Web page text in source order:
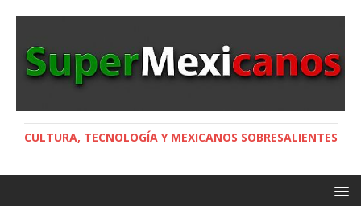
CULTURA, TECNOLOGÍA Y MEXICANOS SOBRESALIENTES